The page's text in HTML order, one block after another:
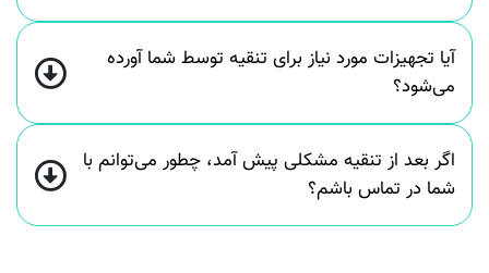
آیا تجهیزات مورد نیاز برای تنقیه توسط شما آورده
می‌شود؟
اگر بعد از تنقیه مشکلی پیش آمد، چطور می‌توانم با
شما در تماس باشم؟